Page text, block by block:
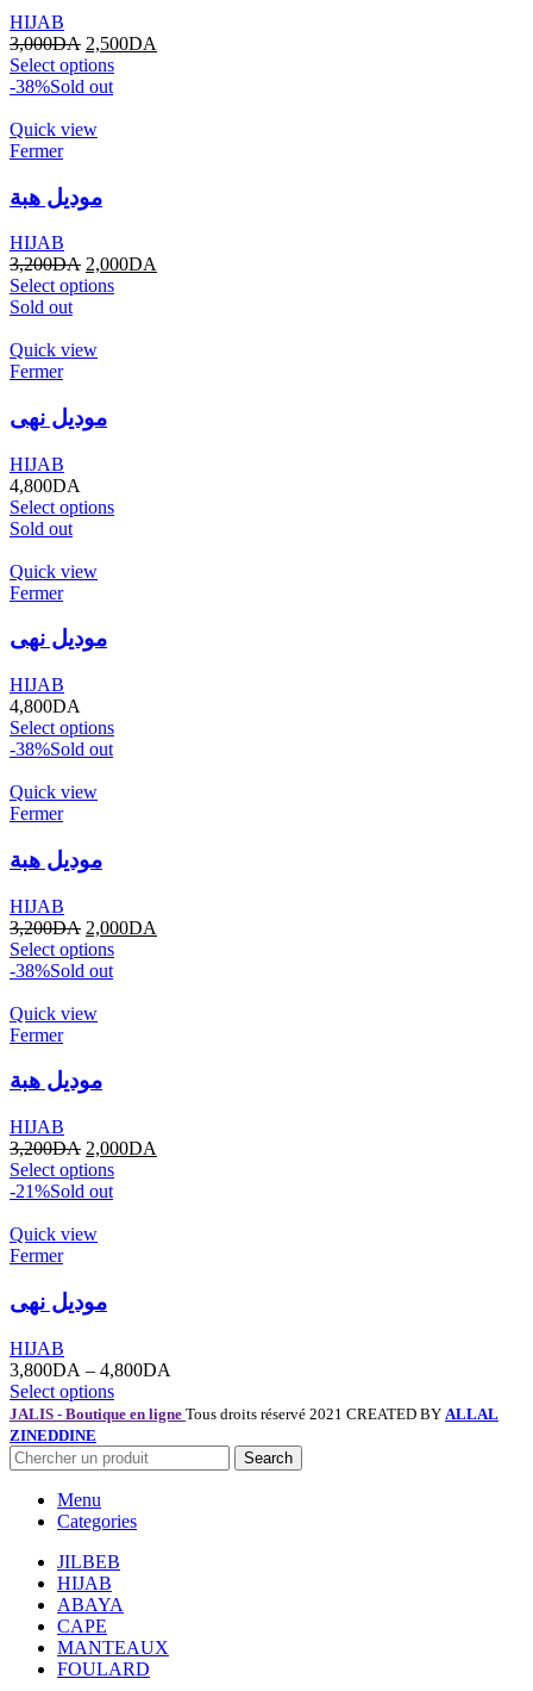
HIJAB
3,000DA 2,500DA
Select options
-38%Sold out
Quick view
Fermer
موديل هبة
HIJAB
3,200DA 2,000DA
Select options
Sold out
Quick view
Fermer
موديل نهى
HIJAB
4,800DA
Select options
Sold out
Quick view
Fermer
موديل نهى
HIJAB
4,800DA
Select options
-38%Sold out
Quick view
Fermer
موديل هبة
HIJAB
3,200DA 2,000DA
Select options
-38%Sold out
Quick view
Fermer
موديل هبة
HIJAB
3,200DA 2,000DA
Select options
-21%Sold out
Quick view
Fermer
موديل نهى
HIJAB
3,800DA – 4,800DA
Select options
JALIS - Boutique en ligne Tous droits réservé 2021 CREATED BY ALLAL
ZINEDDINE
Search
Menu
Categories
JILBEB
HIJAB
ABAYA
CAPE
MANTEAUX
FOULARD